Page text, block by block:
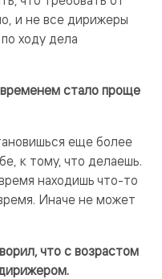
и не все дирижеры
ходу дела
стало проще
еще более
к тому, что делаешь.
находишь что-то
Иначе не может
что с возрастом